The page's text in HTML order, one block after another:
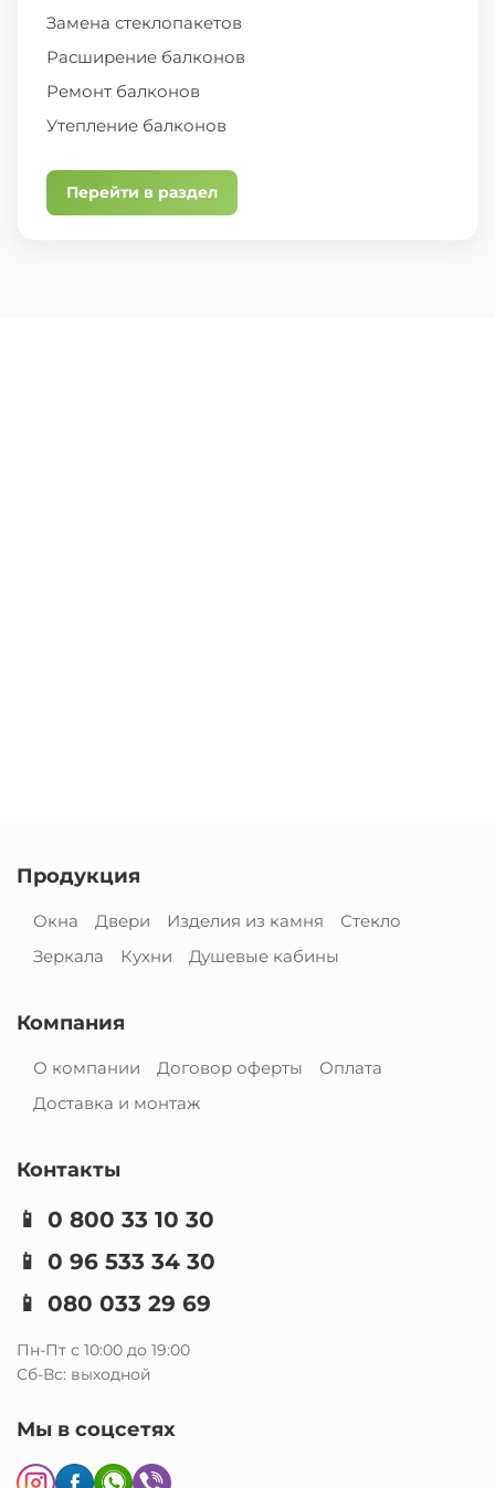
Замена стеклопакетов
Расширение балконов
Ремонт балконов
Утепление балконов
Перейти в раздел
Продукция
Окна Двери Изделия из камня
Стекло
Зеркала
Кухни Душевые кабины
Компания
О компании Договор оферты
Оплата
Доставка и монтаж
Контакты
📱 0 800 33 10 30
📱 0 96 533 34 30
📱 080 033 29 69
Пн-Пт с 10:00 до 19:00
Сб-Вс: выходной
Мы в соцсетях